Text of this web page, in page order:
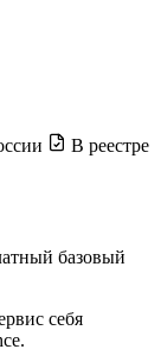
В реестре
базовый
себя